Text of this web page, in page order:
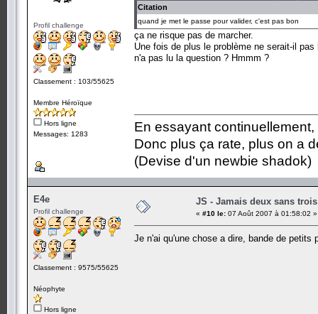
Profil challenge
Classement : 103/55625
Membre Héroïque
Hors ligne
Messages: 1283
Citation
quand je met le passe pour valider, c'est pas bon
ça ne risque pas de marcher.
Une fois de plus le problème ne serait-il
n'a pas lu la question ? Hmmm ?
En essayant
Donc plus ça rate, plus on a
(Devise d'un newbie shadok)
E4e
Profil challenge
Classement : 9575/55625
Néophyte
Hors ligne
JS - Jamais deux sans trois
« #10 le: 07 Août 2007 à 01:58:02 »
Je n'ai qu'une chose a dire, bande de petits